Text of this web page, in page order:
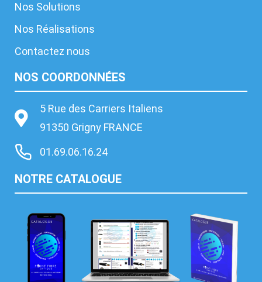
Nos Solutions
Nos Réalisations
Contactez nous
NOS COORDONNÉES
5 Rue des Carriers Italiens
91350 Grigny FRANCE
01.69.06.16.24
NOTRE CATALOGUE